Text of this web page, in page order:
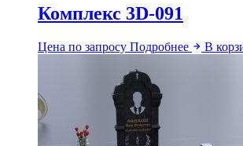
Комплекс 3D-091
Цена по запросу Подробнее В